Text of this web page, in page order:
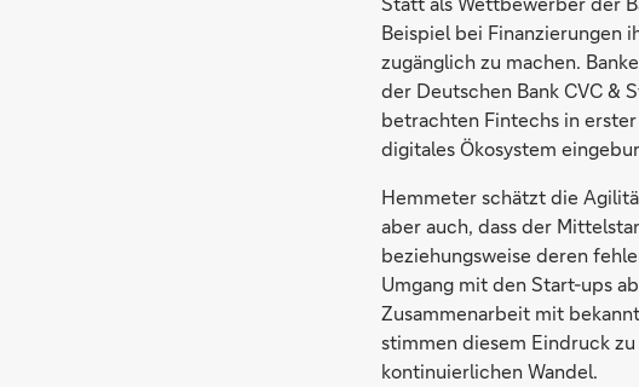
Beispiel bei Finanzierungen
zugänglich zu machen.
der Deutschen Bank CVC &
betrachten Fintechs in
digitales Ökosystem
Hemmeter schätzt die
aber auch, dass der
beziehungsweise deren
Umgang mit den Start-ups
Zusammenarbeit mit
stimmen diesem Eindruck
kontinuierlichen Wandel.